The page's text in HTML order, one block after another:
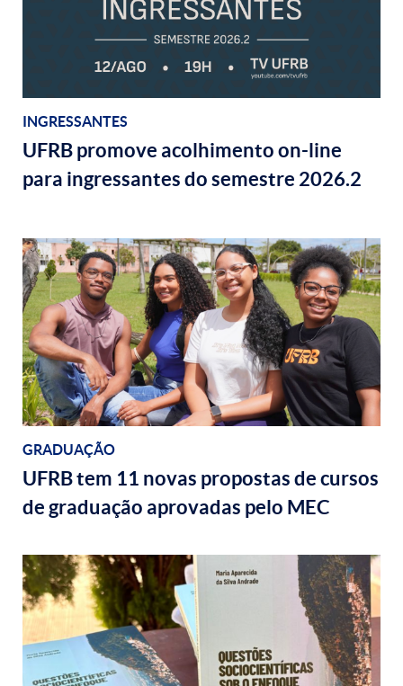
INGRESSANTES
UFRB promove acolhimento on-line
para ingressantes do semestre 2026.2
GRADUAÇÃO
UFRB tem 11 novas propostas de cursos
de graduação aprovadas pelo MEC